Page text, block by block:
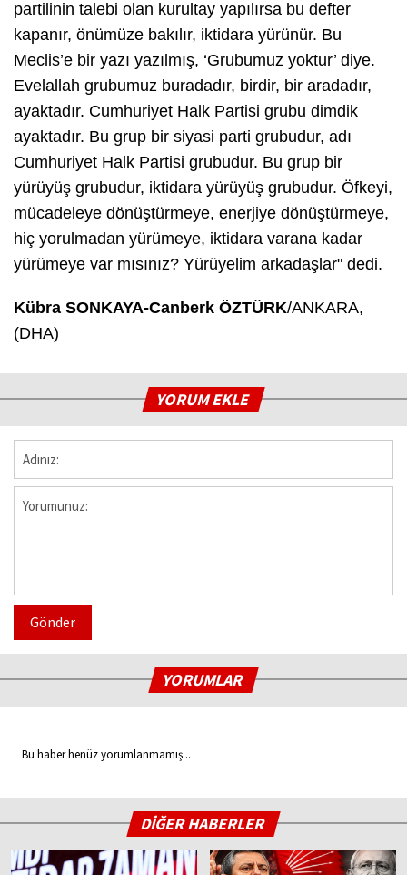
partilinin talebi olan kurultay yapılırsa bu defter
kapanır, önümüze bakılır, iktidara yürünür. Bu
Meclis’e bir yazı yazılmış, ‘Grubumuz yoktur’ diye.
Evelallah grubumuz buradadır, birdir, bir aradadır,
ayaktadır. Cumhuriyet Halk Partisi grubu dimdik
ayaktadır. Bu grup bir siyasi parti grubudur, adı
Cumhuriyet Halk Partisi grubudur. Bu grup bir
yürüyüş grubudur, iktidara yürüyüş grubudur. Öfkeyi,
mücadeleye dönüştürmeye, enerjiye dönüştürmeye,
hiç yorulmadan yürümeye, iktidara varana kadar
yürümeye var mısınız? Yürüyelim arkadaşlar" dedi.
Kübra SONKAYA-Canberk ÖZTÜRK/ANKARA,
(DHA)
YORUM EKLE
Gönder
YORUMLAR
Bu haber henüz yorumlanmamış...
DİĞER HABERLER